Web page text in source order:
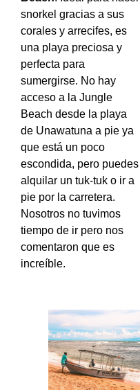
snorkel gracias a sus
corales y arrecifes, es
una playa preciosa y
perfecta para
sumergirse. No hay
acceso a la Jungle
Beach desde la playa
de Unawatuna a pie ya
que está un poco
escondida, pero puedes
alquilar un tuk-tuk o ir a
pie por la carretera.
Nosotros no tuvimos
tiempo de ir pero nos
comentaron que es
increíble.